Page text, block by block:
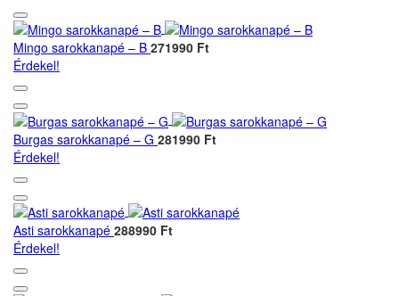
Mingo sarokkanapé – B 271990 Ft
Érdekel!
Burgas sarokkanapé – G 281990 Ft
Érdekel!
Asti sarokkanapé 288990 Ft
Érdekel!